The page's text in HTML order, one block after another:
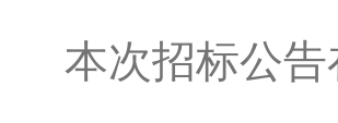
本次招标公